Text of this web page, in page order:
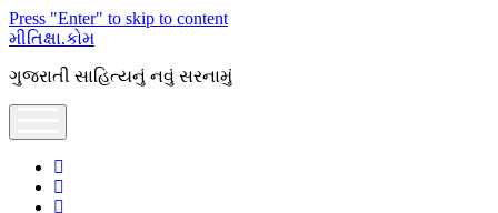
Press "Enter" to skip to content
મીતિક્ષા.કોમ
ગુજરાતી સાહિત્યનું નવું સરનામું